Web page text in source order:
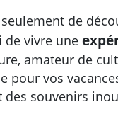
de
de vivre une
amateur de
pour vos
souvenirs